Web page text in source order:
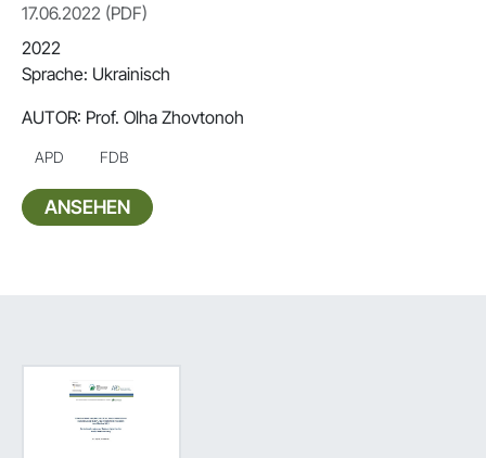
17.06.2022 (PDF)
2022
Sprache: Ukrainisch
AUTOR: Prof. Olha Zhovtonoh
APD FDB
ANSEHEN